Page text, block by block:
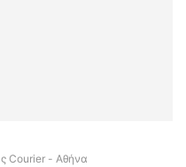
Courier - Αθήνα